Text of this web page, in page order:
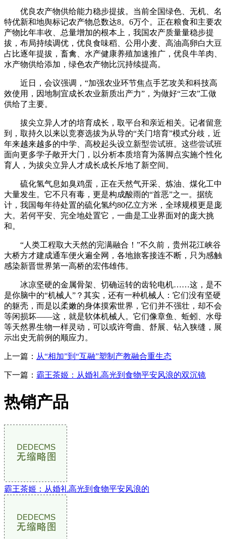
优良农产物供给能力稳步提拔。当前全国绿色、无机、名
特优新和地舆标记农产物总数达8。6万个。正在粮食和主要农
产物比年丰收、总量增加的根本上，我国农产质量量稳步提
拔，布局持续调优，优良食味稻、公用小麦、高油高卵白大豆
占比逐年提拔，畜禽、水产健康养殖加速推广，优良牛羊肉、
水产物供给添加，绿色农产物比沉持续提高。
近日，会议强调，“加强农业环节焦点手艺攻关和科技高
效使用，因地制宜成长农业新质出产力”，为做好“三农”工做
供给了主要。
拔尖立异人才的培育成长，取平台和亲近相关。记者留意
到，取持久以来以竞赛选拔为从导的“关门培育”模式分歧，近
年来越来越多的中学、高校起头设立新型尝试班。这些尝试班
面向更多学子敞开大门，以分析本质培育为落脚点实施个性化
育人，为拔尖立异人才成长成长斥地了新空间。
硫化氢气息如臭鸡蛋，正在天然气开采、炼油、煤化工中
大量发生。它不只有毒，更是构成酸雨的“首恶”之一。据统
计，我国每年待处置的硫化氢约80亿立方米，全球规模更是庞
大。若何平安、完全地处置它，一曲是工业界面对的庞大挑
和。
“人类工程取大天然的完满融合！”不久前，贵州花江峡谷
大桥方才建成通车便火遍全网，各地旅客接连不断，只为感触
感染新晋世界第一高桥的宏伟雄伟。
冰凉坚硬的金属骨架、切确运转的齿轮电机……这，是不
是你脑中的“机械人”？其实，还有一种机械人：它们没有坚硬
的躯壳，而是以柔嫩的身体摸索世界，它们并不强壮，却不会
等闲损坏——这，就是软体机械人。它们像章鱼、蚯蚓、水母
等天然界生物一样灵动，可以或许弯曲、舒展、钻入狭缝，展
示出史无前例的顺应力。
上一篇： 从“相加”到“互融”塑制产教融合重生态
下一篇： 霸王茶姬：从婚礼高光到食物平安风浪的双沉镜
热销产品
霸王茶姬：从婚礼高光到食物平安风浪的